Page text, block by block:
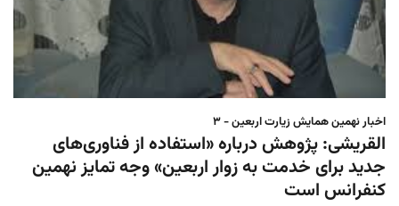
اخبار نهمین همایش زیارت اربعین - ۳
القریشی: پژوهش‌ درباره «استفاده از فناوری‌های
جدید برای خدمت به زوار اربعین» وجه تمایز نهمین
کنفرانس است